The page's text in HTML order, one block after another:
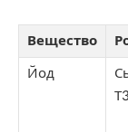
Вещество
Йод